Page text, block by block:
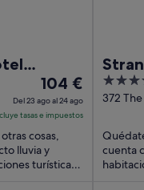
El
precio
es
de
104 €
por
104 €
Del 23 ago al 24 ago
tasas e impuestos
cosas,
lluvia y
turísticas
4
out
5
372
cuenta